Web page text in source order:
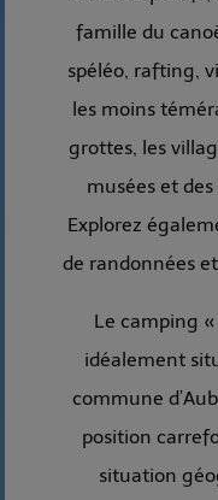
famille du
spéléo, rafting,
les moins
grottes, les
musées et des
Explorez
de randonnées
Le camping
idéalement
commune
position
situation